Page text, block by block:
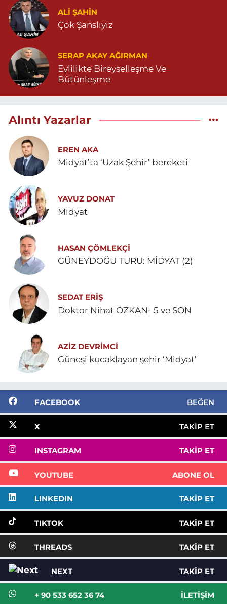
ALI ŞAHİN
Çok Şanslıyız
SERAP AKAY AĞIRMAN
Evlilikte Bireyselleşme Ve
Bütünleşme
Alıntı Yazarlar
EREN AKA
Midyat’ta ‘Uzak Şehir’ bereketi
YAVUZ DONAT
Midyat
HASAN ÇÖMLEKÇİ
GÜNEYDOĞU TURU: MİDYAT (2)
SEDAT ERİŞ
Doktor Nihat ÖZKAN- 5 ve SON
AZIZ DEVRIMCI
Güneşi kucaklayan şehir ‘Midyat’
FACEBOOK BEĞEN
X TAKIP ET
INSTAGRAM TAKIP ET
YOUTUBE ABONE OL
LINKEDIN TAKIP ET
TIKTOK TAKIP ET
THREADS TAKIP ET
NEXT TAKIP ET
+ 90 533 652 36 74 İLETIŞIM